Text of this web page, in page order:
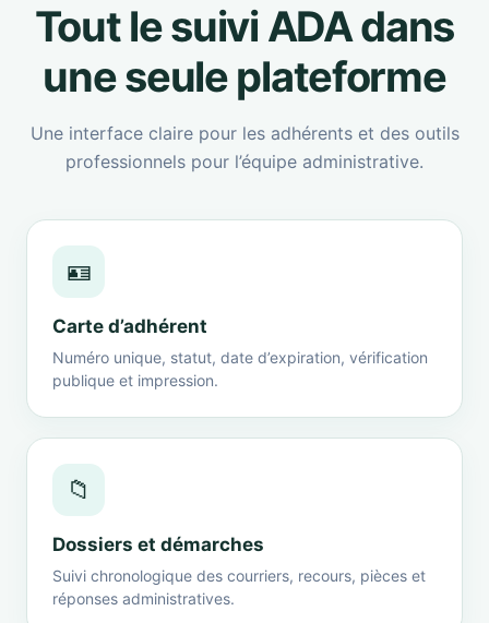
Tout le suivi ADA dans
une seule plateforme
Une interface claire pour les adhérents et des outils
professionnels pour l’équipe administrative.
🪪
Carte d’adhérent
Numéro unique, statut, date d’expiration, vérification
publique et impression.
📁
Dossiers et démarches
Suivi chronologique des courriers, recours, pièces et
réponses administratives.